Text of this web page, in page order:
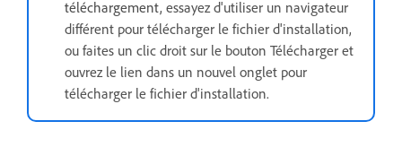
téléchargement, essayez d'utiliser un navigateur
différent pour télécharger le fichier d'installation,
ou faites un clic droit sur le bouton Télécharger et
ouvrez le lien dans un nouvel onglet pour
télécharger le fichier d'installation.